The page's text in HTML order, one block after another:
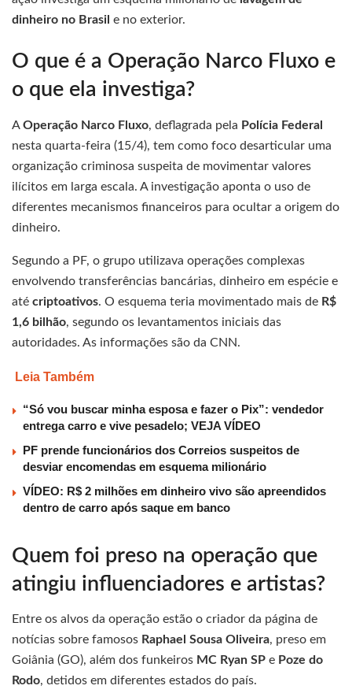
dinheiro no Brasil e no exterior.
O que é a Operação Narco Fluxo e
o que ela investiga?
AOperação Narco Fluxo, deflagrada pela Polícia Federal
nesta quarta-feira (15/4), tem como foco desarticular uma
organização criminosa suspeita de movimentar valores
ilícitos em larga escala. A investigação aponta o uso de
diferentes mecanismos financeiros para ocultar a origem do
dinheiro.
Segundo a PF, o grupo utilizava operações complexas
envolvendo transferências bancárias, dinheiro em espécie e
até criptoativos. O esquema teria movimentado mais de R$
1,6 bilhão, segundo os levantamentos iniciais das
autoridades. As informações são da CNN.
Leia Também
“Só vou buscar minha esposa e fazer o Pix”: vendedor
entrega carro e vive pesadelo; VEJA VÍDEO
PF prende funcionários dos Correios suspeitos de
desviar encomendas em esquema milionário
VÍDEO: R$ 2 milhões em dinheiro vivo são apreendidos
dentro de carro após saque em banco
Quem foi preso na operação que
atingiu influenciadores e artistas?
Entre os alvos da operação estão o criador da página de
notícias sobre famosos Raphael Sousa Oliveira, preso em
Goiânia (GO), além dos funkeiros MC Ryan SP e Poze do
Rodo, detidos em diferentes estados do país.